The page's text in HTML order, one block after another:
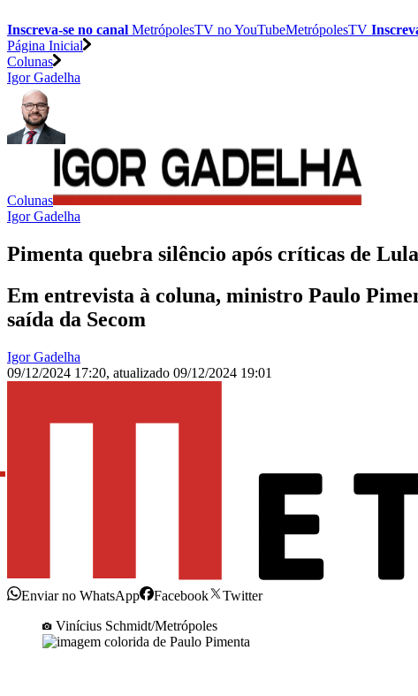
Inscreva-se no canal MetrópolesTV noYouTubeMetrópolesTV
Página Inicial
Colunas
Igor Gadelha
Colunas
Igor Gadelha
Pimenta quebra silêncio após críticas de
Em entrevista à coluna, ministro Paulo
saída da Secom
Igor Gadelha
09/12/2024 17:20, atualizado 09/12/2024 19:01
Enviar no WhatsApp Facebook
Twitter
Vinícius Schmidt/Metrópoles